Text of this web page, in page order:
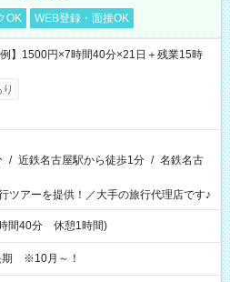
OK WEB登録・面接OK
】1500円×7時間40分×21日＋残業15時
/ 近鉄名古屋駅から徒歩1分 / 名鉄名古
ツアーを提供！／大手の旅行代理店です♪
間40分 休憩1時間)
期 ※10月～！